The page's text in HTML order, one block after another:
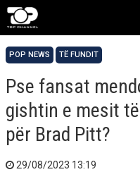
POP NEWS TË FUNDIT
Pse fansat
gishtin e mesit
për Brad Pitt?
29/08/2023 13:19